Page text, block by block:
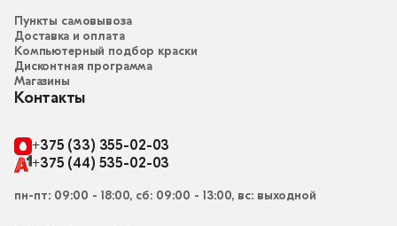
Пункты самовывоза
Доставка и оплата
Компьютерный подбор краски
Дисконтная программа
Магазины
Контакты
+375 (33) 355-02-03
+375 (44) 535-02-03
пн-пт: 09:00 - 18:00, сб: 09:00 - 13:00, вс: выходной